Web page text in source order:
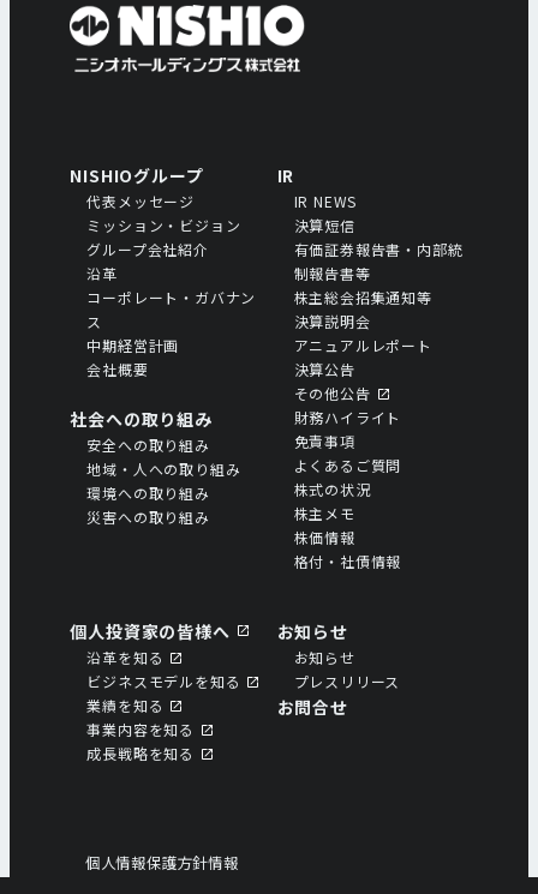
NISHIOグループ
代表メッセージ
ミッション・ビジョン
グループ会社紹介
沿革
コーポレート・ガバナン
ス
中期経営計画
会社概要
社会への取り組み
安全への取り組み
地域・人への取り組み
環境への取り組み
災害への取り組み
IR
IR NEWS
決算短信
有価証券報告書・内部統
制報告書等
株主総会招集通知等
決算説明会
アニュアルレポート
決算公告
その他公告
財務ハイライト
免責事項
よくあるご質問
株式の状況
株主メモ
株価情報
格付・社債情報
個人投資家の皆様へ
沿革を知る
ビジネスモデルを知る
業績を知る
事業内容を知る
成⻑戦略を知る
お知らせ
お知らせ
プレスリリース
お問合せ
個人情報保護方針情報